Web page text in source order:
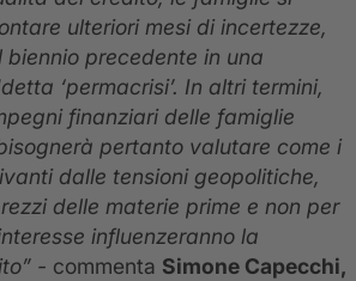
ulteriori mesi di incertezze,
biennio precedente in una
‘permacrisi’. In altri termini,
finanziari delle famiglie
pertanto valutare come i
dalle tensioni geopolitiche,
delle materie prime e non per
influenzeranno la
- commenta Simone Capecchi,